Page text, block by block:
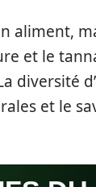
aliment,
et le
diversité
et le